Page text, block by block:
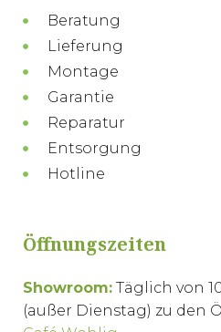
Beratung
Lieferung
Montage
Garantie
Reparatur
Entsorgung
Hotline
Öffnungszeiten
Showroom: Täglich von
(außer Dienstag) zu den